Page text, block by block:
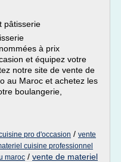
pâtisserie
à prix
et équipez votre
notre site de vente de
au Maroc et achetez les
boulangerie,
pro d'occasion / vente
cuisine professionnel
maroc / vente de materiel